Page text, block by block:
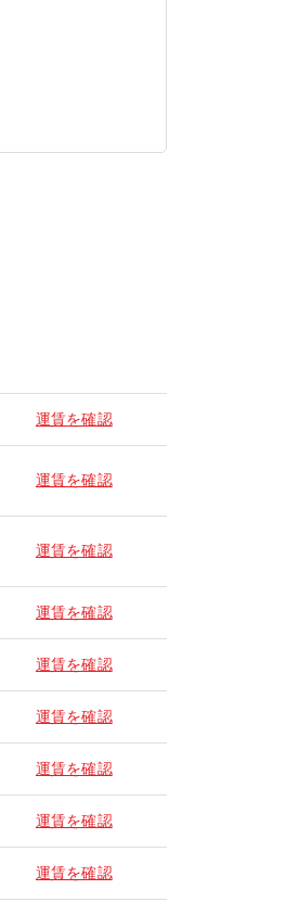
運賃を確認
運賃を確認
運賃を確認
運賃を確認
運賃を確認
運賃を確認
運賃を確認
運賃を確認
運賃を確認